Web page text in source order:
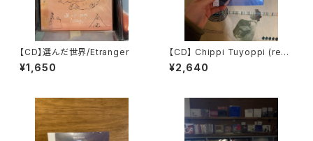
【CD】選んだ世界/Etranger
¥1,650
【CD】 Chippi Tuyoppi (revi
sion)/テニスコーツ
¥2,640